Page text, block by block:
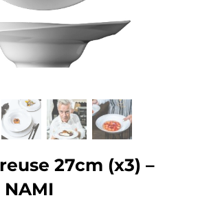
27cm (x3) –